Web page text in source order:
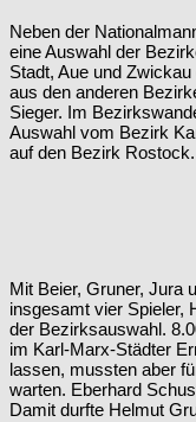
Neben der
eine Auswahl der
Stadt, Aue und
aus den anderen
Sieger. Im
Auswahl vom Bezirk
auf den Bezirk Rostock.
Mit Beier, Gruner, Jura
insgesamt vier Spieler,
der Bezirksauswahl.
im Karl-Marx-Städter
lassen, mussten aber
warten. Eberhard
Damit durfte Helmut